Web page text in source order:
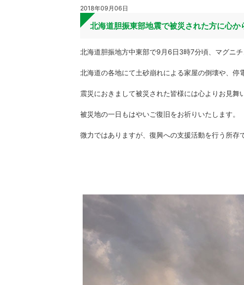
2018年09月06日
北海道胆振東部地震で被災された方に心
北海道胆振地方中東部で9月6日3時7分頃、マグニ
北海道の各地にて土砂崩れによる家屋の倒壊や、停
震災におきまして被災された皆様には心よりお見舞
被災地の一日もはやいご復旧をお祈りいたします。
微力ではありますが、復興への支援活動を行う所存